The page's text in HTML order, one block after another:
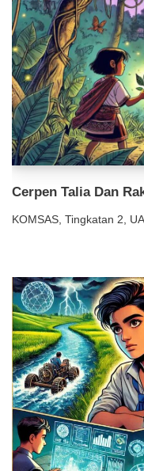
Cerpen Talia Dan
KOMSAS Tingkatan 2